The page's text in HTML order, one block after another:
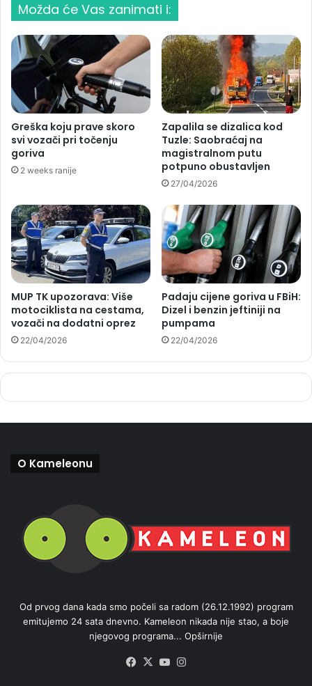
Možda će Vas zanimati i:
Greška koju prave skoro
svi vozači pri točenju
goriva
2 weeks ranije
Zapalila se dizalica kod
Tuzle: Saobraćaj na
magistralnom putu
potpuno obustavljen
27/04/2026
MUP TK upozorava: Više
motociklista na cestama,
vozači na dodatni oprez
22/04/2026
Padaju cijene goriva u FBiH:
Dizel i benzin jeftiniji na
pumpama
22/04/2026
O Kameleonu
Od prvog dana kada smo počeli sa radom (26.12.1992) program
emitujemo 24 sata dnevno. Kameleon nikada nije stao, a boje
njegovog programa... Opširnije
Facebook
X YouTube